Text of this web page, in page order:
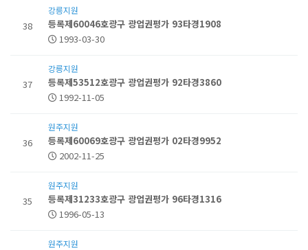
38
강릉지원
등록제60046호광구 광업권평가 93타경1908
1993-03-30
37
강릉지원
등록제53512호광구 광업권평가 92타경3860
1992-11-05
36
원주지원
등록제60069호광구 광업권평가 02타경9952
2002-11-25
35
원주지원
등록제31233호광구 광업권평가 96타경1316
1996-05-13
원주지원